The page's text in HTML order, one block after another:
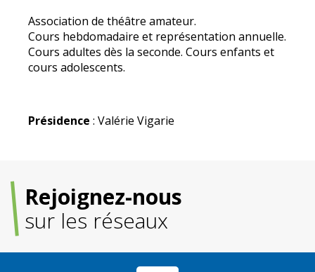
Association de théâtre amateur.
Cours hebdomadaire et représentation annuelle.
Cours adultes dès la seconde. Cours enfants et
cours adolescents.
Présidence : Valérie Vigarie
Rejoignez-nous
sur les réseaux